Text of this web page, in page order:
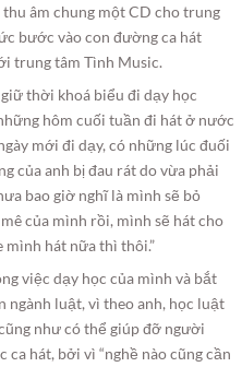
thu âm chung một CD cho trung
bước vào con đường ca hát
trung tâm Tình Music.
thời khoá biểu đi dạy học
hôm cuối tuần đi hát ở nước
mới đi dạy, có những lúc đuối
của anh bị đau rát do vừa phải
bao giờ nghĩ là mình sẽ bỏ
của mình rồi, mình sẽ hát cho
mình hát nữa thì thôi.”
việc dạy học của mình và bắt
luật, vì theo anh, học luật
như có thể giúp đỡ người
ca hát, bởi vì “nghề nào cũng cần